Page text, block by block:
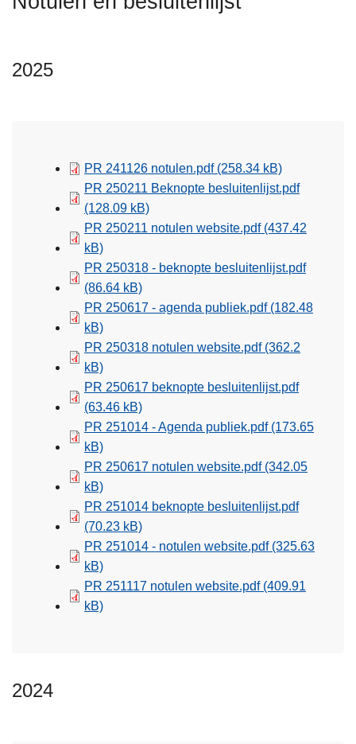
2025
PR 241126 notulen.pdf (258.34 kB)
PR 250211 Beknopte besluitenlijst.pdf
(128.09 kB)
PR 250211 notulen website.pdf (437.42
kB)
PR 250318 - beknopte besluitenlijst.pdf
(86.64 kB)
PR 250617 - agenda publiek.pdf (182.48
kB)
PR 250318 notulen website.pdf (362.2
kB)
PR 250617 beknopte besluitenlijst.pdf
(63.46 kB)
PR 251014 - Agenda publiek.pdf (173.65
kB)
PR 250617 notulen website.pdf (342.05
kB)
PR 251014 beknopte besluitenlijst.pdf
(70.23 kB)
PR 251014 - notulen website.pdf (325.63
kB)
PR 251117 notulen website.pdf (409.91
kB)
2024